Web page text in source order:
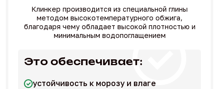
Клинкер производится из специальной глины
методом высокотемпературного обжига,
благодаря чему обладает высокой плотностью и
минимальным водопоглащением
Это обеспечивает:
устойчивость к морозу и влаге